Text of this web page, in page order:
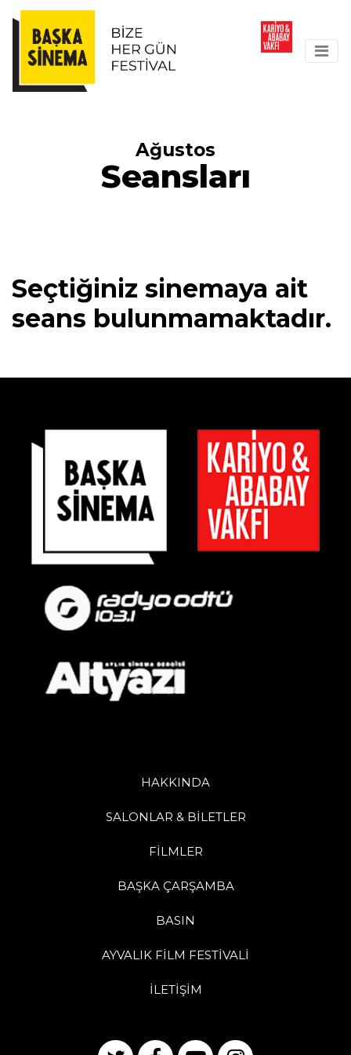
Ağustos
Seansları
Seçtiğiniz sinemaya ait
seans bulunmamaktadır.
HAKKINDA
SALONLAR & BİLETLER
FİLMLER
BAŞKA ÇARŞAMBA
BASIN
AYVALIK FİLM FESTİVALİ
İLETİŞİM